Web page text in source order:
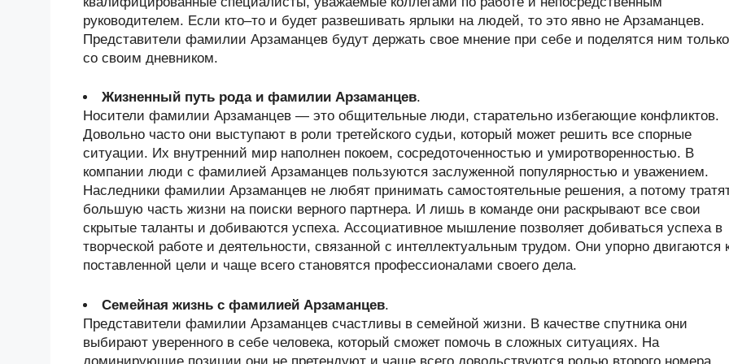
руководителем. Если кто–то и будет развешивать ярлыки на людей, то это явно не Арзаманцев.
Представители фамилии Арзаманцев будут держать свое мнение при себе и поделятся ним только
со своим дневником.
Жизненный путь рода и фамилии Арзаманцев.
Носители фамилии Арзаманцев — это общительные люди, старательно избегающие конфликтов.
Довольно часто они выступают в роли третейского судьи, который может решить все спорные
ситуации. Их внутренний мир наполнен покоем, сосредоточенностью и умиротворенностью. В
компании люди с фамилией Арзаманцев пользуются заслуженной популярностью и уважением.
Наследники фамилии Арзаманцев не любят принимать самостоятельные решения, а потому
большую часть жизни на поиски верного партнера. И лишь в команде они раскрывают все свои
скрытые таланты и добиваются успеха. Ассоциативное мышление позволяет добиваться успеха в
творческой работе и деятельности, связанной с интеллектуальным трудом. Они упорно двигаются
поставленной цели и чаще всего становятся профессионалами своего дела.
Семейная жизнь с фамилией Арзаманцев.
Представители фамилии Арзаманцев счастливы в семейной жизни. В качестве спутника они
выбирают уверенного в себе человека, который сможет помочь в сложных ситуациях. На
доминирующие позиции они не претендуют и чаще всего довольствуются ролью второго номера.